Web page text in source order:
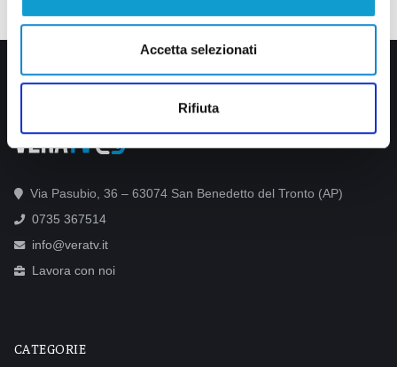
Accetta selezionati
Rifiuta
Via Pasubio, 36 – 63074 San Benedetto del Tronto (AP)
0735 367514
info@veratv.it
Lavora con noi
CATEGORIE